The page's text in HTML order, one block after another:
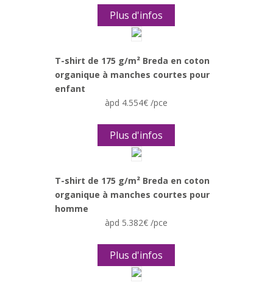
Plus d'infos
T-shirt de 175 g/m² Breda en coton
organique à manches courtes pour
enfant
àpd 4.554€ /pce
Plus d'infos
T-shirt de 175 g/m² Breda en coton
organique à manches courtes pour
homme
àpd 5.382€ /pce
Plus d'infos